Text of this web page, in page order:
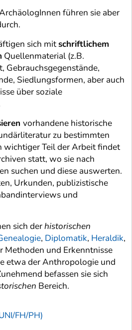
führen sie aber
sich mitschriftlichem
Quellenmaterial (z.B.
Gebrauchsgegenstände,
Siedlungsformen, aber auch
über soziale
vorhandene historische
zu bestimmten
wichtiger Teil der Arbeit findet
statt, wo sie nach
suchen und diese auswerten.
Urkunden, publizistische
und
sich derhistorischen
, Diplomatik, Heraldik,
Methoden und Erkenntnisse
etwa der Anthropologie und
befassen sie sich
Bereich.
FH/PH)